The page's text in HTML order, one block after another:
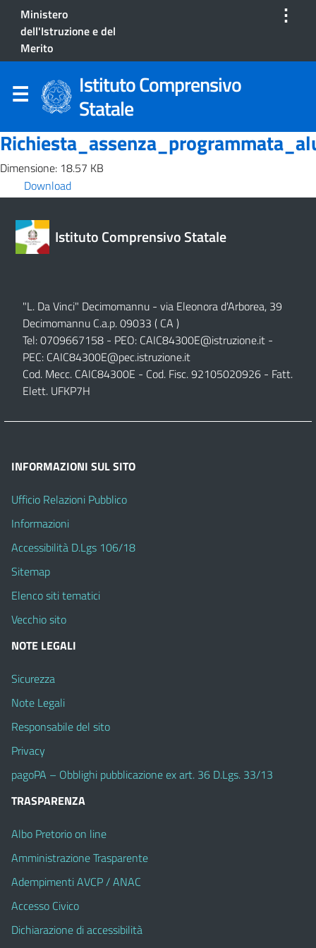
Ministero
dell'Istruzione e del
Merito
⋮
Istituto Comprensivo
Statale
Dimensione: 18.57 KB
Download
Istituto Comprensivo Statale
"L. Da Vinci" Decimomannu - via Eleonora d'Arborea, 39
Decimomannu C.a.p. 09033 ( CA )
Tel: 0709667158 - PEO: CAIC84300E@istruzione.it -
PEC: CAIC84300E@pec.istruzione.it
Cod. Mecc. CAIC84300E - Cod. Fisc. 92105020926 - Fatt.
Elett. UFKP7H
INFORMAZIONI SUL SITO
Ufficio Relazioni Pubblico
Informazioni
Accessibilità D.Lgs 106/18
Sitemap
Elenco siti tematici
Vecchio sito
NOTE LEGALI
Sicurezza
Note Legali
Responsabile del sito
Privacy
pagoPA – Obblighi pubblicazione ex art. 36 D.Lgs. 33/13
TRASPARENZA
Albo Pretorio on line
Amministrazione Trasparente
Adempimenti AVCP / ANAC
Accesso Civico
Dichiarazione di accessibilità